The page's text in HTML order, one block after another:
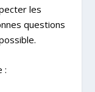
les
questions
: